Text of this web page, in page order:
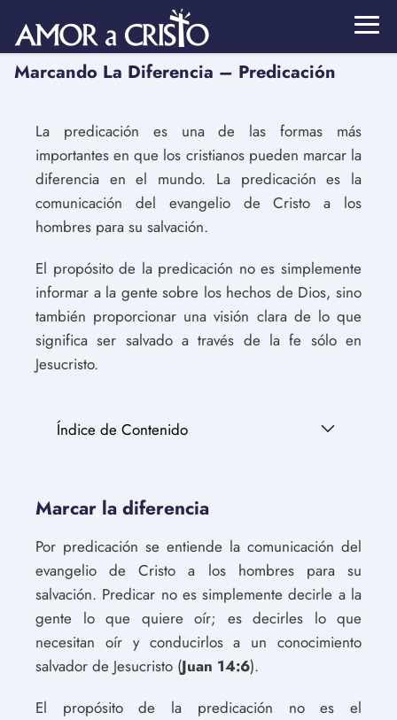
Marcando La Diferencia – Predicación
La predicación es una de las formas más
importantes en que los cristianos pueden marcar la
diferencia en el mundo. La predicación es la
comunicación del evangelio de Cristo a los
hombres para su salvación.
El propósito de la predicación no es simplemente
informar a la gente sobre los hechos de Dios, sino
también proporcionar una visión clara de lo que
significa ser salvado a través de la fe sólo en
Jesucristo.
Índice de Contenido
Marcar la diferencia
Por predicación se entiende la comunicación del
evangelio de Cristo a los hombres para su
salvación. Predicar no es simplemente decirle a la
gente lo que quiere oír; es decirles lo que
necesitan oír y conducirlos a un conocimiento
salvador de Jesucristo (Juan 14:6).
El propósito de la predicación no es el